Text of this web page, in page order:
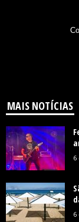
MAIS NOTÍCIAS
6
6